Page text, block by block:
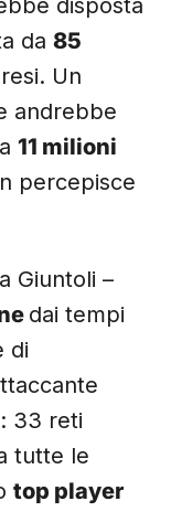
disposta
da 85
Un
andrebbe
11 milioni
percepisce
Giuntoli –
dai tempi
di
: 33 reti
tutte le
top player